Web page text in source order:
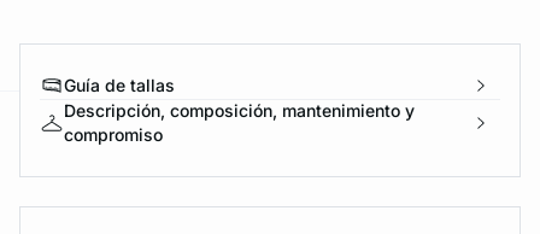
Guía de tallas
Descripción, composición, mantenimiento y
compromiso